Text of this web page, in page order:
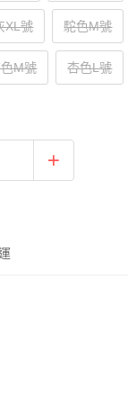
XL號 駝色M號
M號 杏色L號